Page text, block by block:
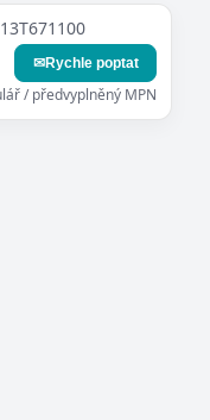
✉Rychle poptat
/ předvyplněný MPN